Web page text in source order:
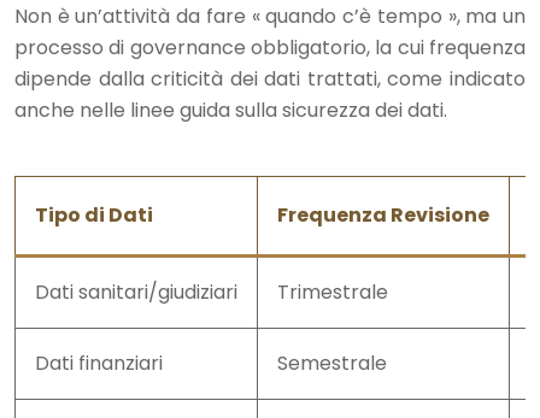
Non è un’attività da fare « quando c’è tempo », ma un
processo di governance obbligatorio, la cui frequenza
dipende dalla criticità dei dati trattati, come indicato
anche nelle linee guida sulla sicurezza dei dati.
Tipo di Dati Frequenza Revisione
Dati sanitari/giudiziari Trimestrale
Dati finanziari Semestrale